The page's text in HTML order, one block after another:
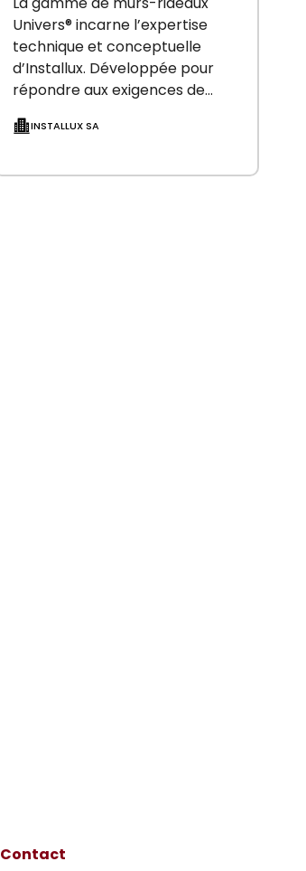
Univers® incarne l’expertise
technique et conceptuelle
d’Installux. Développée pour
répondre aux exigences de
elle conjugue liberté de
élevées et parfaite conformité
INSTALLUX SA
Contact